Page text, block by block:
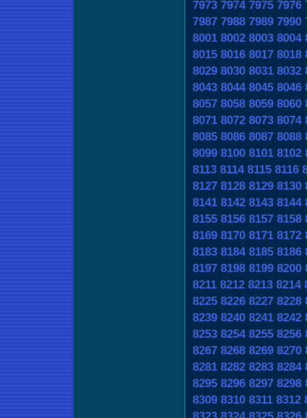
7973 7974 7975 7976
7987 7988 7989 7990
8001 8002 8003 8004
8015 8016 8017 8018
8029 8030 8031 8032
8043 8044 8045 8046
8057 8058 8059 8060
8071 8072 8073 8074
8085 8086 8087 8088
8099 8100 8101 8102
8113 8114 8115 8116
8127 8128 8129 8130
8141 8142 8143 8144
8155 8156 8157 8158
8169 8170 8171 8172
8183 8184 8185 8186
8197 8198 8199 8200
8211 8212 8213 8214
8225 8226 8227 8228
8239 8240 8241 8242
8253 8254 8255 8256
8267 8268 8269 8270
8281 8282 8283 8284
8295 8296 8297 8298
8309 8310 8311 8312